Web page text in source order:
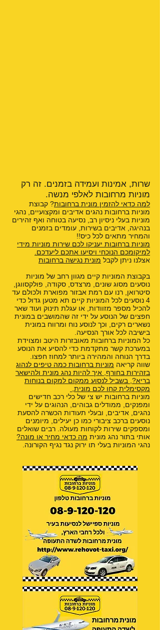
שרות, אמינות ועמידה בזמנים. זה רק
מוניות מרחובות לאלפי מנשה.
למה כדאי להזמין מונית ברחובות? קבוצת
מוניות ברחובות נהגים אדיבים ומקצועיים, נהגי
מוניות בעלי ניסיון רב, נסיעה בטוחה ואף זהירים
בנהיגה, אדיבים בשירות, עומדים בזמנים
והמחיר מתאים לכל כיס!!
מוניות ברחובות יעניקו לכם שירות מוניות מידי
למיקומכם הנוכחי ויסיעו אתכם ליעדכם.
אצלנו ניתן לקבל מונית נגישה ברחובות
בקבוצת המוניות קיים מגוון רחב של מוניות
נוסעים מסוג שונים, מרצדס, סקודה, פולקסווגן,
סיטרואן, רנו עם רמת אבזור מפוארת ולכולם עד
4 נוסעים לכל המוניות קיים תא מטען גדול כדי
להכיל מספר מזוודות, או עגלת תינוק ועוד שאר
חפצים של הנוסע על ידי זה שהמושבים במונית
נשארים רקים, וכך לנוסע נוח ומרווח במונית
בישיבה לכל אורך הנסיעה.
כל המוניות ברחובות מאובזרות היטב ומצוידת
במערכת קשר מתקדמת כדי להסיע את הנוסע
בדרך הנוחה והמהירה ביותר למחוז חפצו.
שווה קריאה מוניות ברחובות כמה טיפים לנהוג
בזהירות בחורף
איך להיות נהג מונית ולהישאר
בריא? בשביל לנסוע ממקום למקום בנוחות
מקסימלית קחו לכם מונית
מוניות ברחובות יש צי של כלי רכב חדישים
ומפנקים, ממודלים גבוהים, הנהוגים על ידי
נהגים, אדיבים, ובעלי תעודות הכשרה להסעת
נוסעים ברכב ציבורי כמו כן יעילים, מיומנים
ומספקים שירות לקוחות מעולה. רבים שואלים
אותי בתור נהג מונית מה כדאי מחיר או מונה?
נהגי המוניות בעלי תו ירוק נגד נגיף הקורונה.